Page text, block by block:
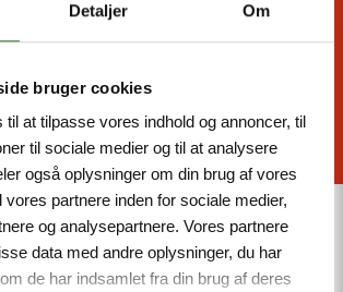
Detaljer Om
bruger cookies
til at tilpasse vores indhold og annoncer, til
til sociale medier og til at analysere
også oplysninger om din brug af vores
partnere inden for sociale medier,
og analysepartnere. Vores partnere
data med andre oplysninger, du har
de har indsamlet fra din brug af deres
in leading positions by 2030